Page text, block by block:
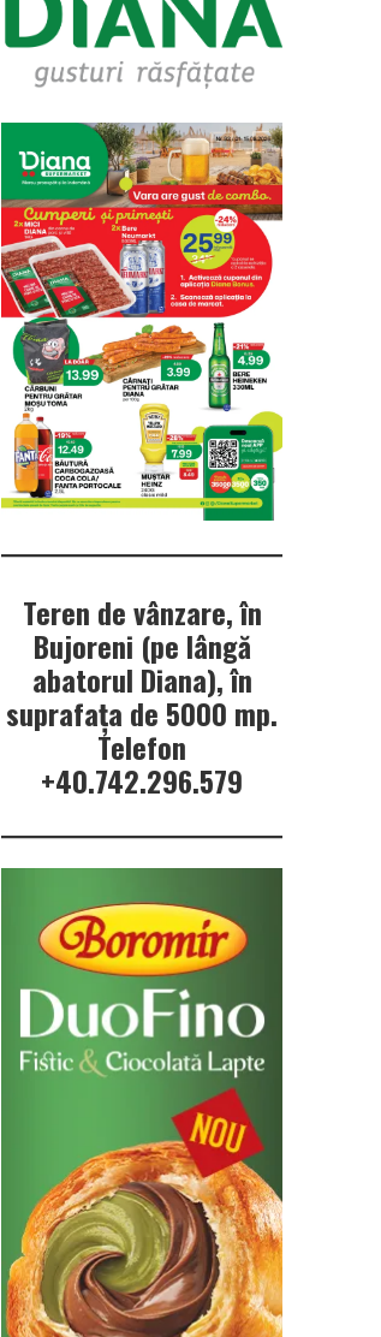
Teren de vânzare, în
Bujoreni (pe lângă
abatorul Diana), în
suprafața de 5000 mp.
Telefon
+40.742.296.579